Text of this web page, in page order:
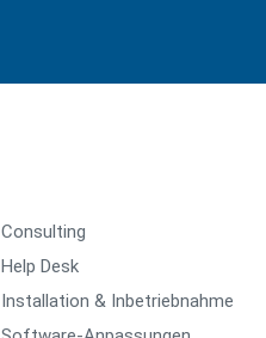
Consulting
Help Desk
Installation & Inbetriebnahme